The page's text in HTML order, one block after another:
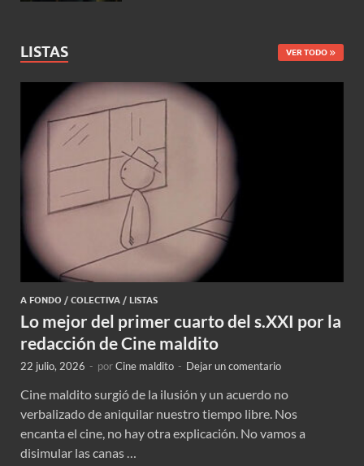
LISTAS VER TODO
A FONDO / COLECTIVA / LISTAS
Lo mejor del primer cuarto del s.XXI por la
redacción de Cine maldito
22 julio, 2026 - porCine maldito - Dejar un comentario
Cine maldito surgió de la ilusión y un acuerdo no
verbalizado de aniquilar nuestro tiempo libre. Nos
encanta el cine, no hay otra explicación. No vamos a
disimular las canas …